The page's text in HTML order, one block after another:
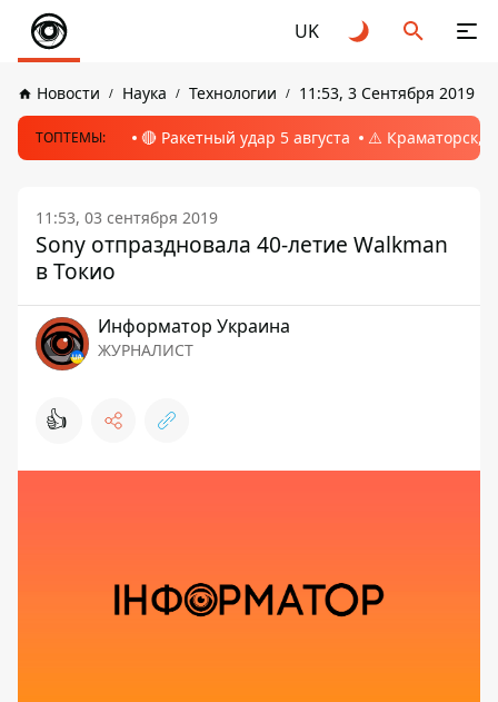
UK
Новости Наука Технологии 11:53, 3 Сентября 2019
ТОПТЕМЫ: 🔴 Ракетный удар 5 августа ⚠️ Краматорск,
11:53, 03 сентября 2019
Sony отпраздновала 40-летие Walkman
в Токио
Информатор Украина
ЖУРНАЛИСТ
👍